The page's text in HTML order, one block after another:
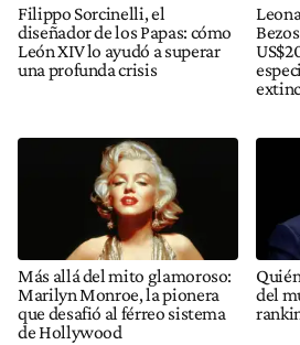
Filippo Sorcinelli, el
diseñador de los Papas: cómo
León XIV lo ayudó a superar
una profunda crisis
Más allá del mito glamoroso:
Marilyn Monroe, la pionera
que desafió al férreo sistema
de Hollywood
del